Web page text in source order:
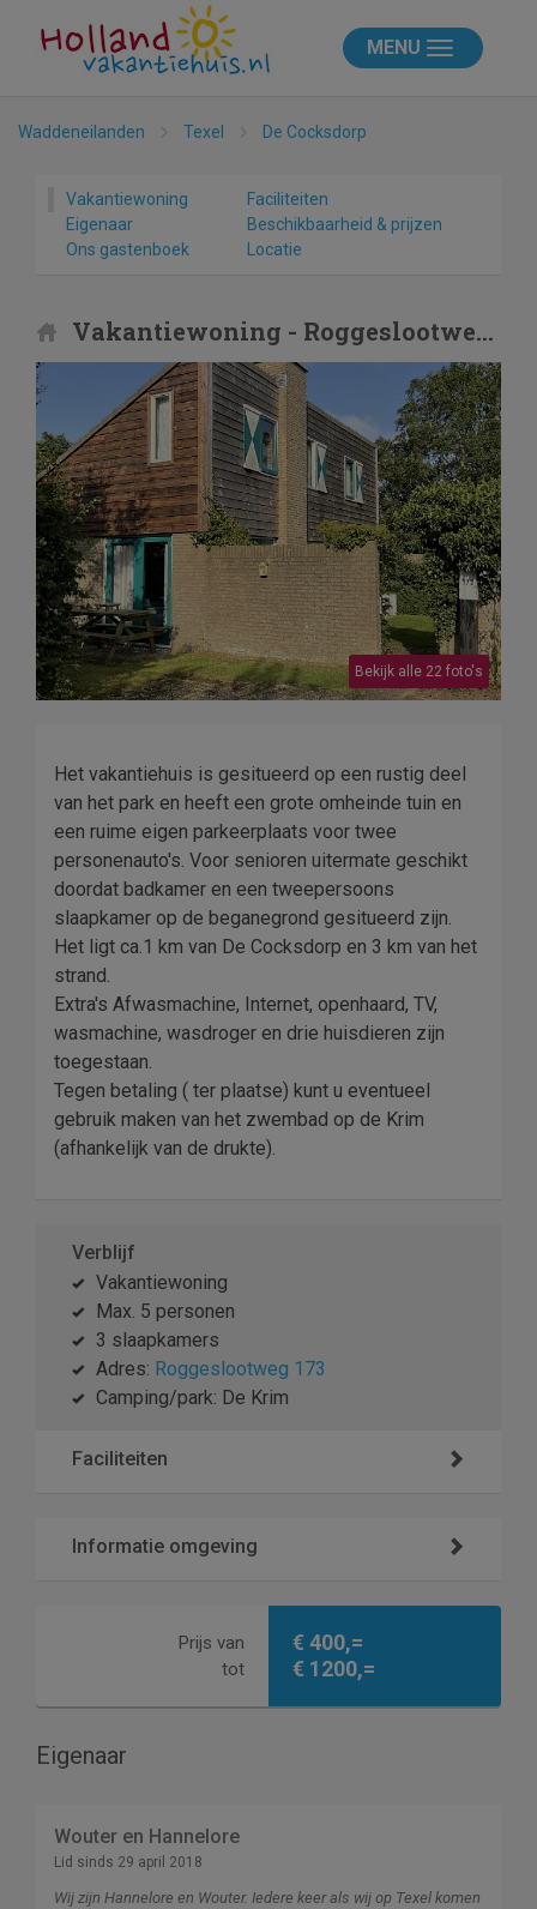
MENU
Waddeneilanden Texel De Cocksdorp
Vakantiewoning
Faciliteiten
Eigenaar
Beschikbaarheid & prijzen
Ons gastenboek
Locatie
Vakantiewoning - Roggeslootweg 173
Bekijk alle 22 foto's
Het vakantiehuis is gesitueerd op een rustig deel
van het park en heeft een grote omheinde tuin en
een ruime eigen parkeerplaats voor twee
personenauto's. Voor senioren uitermate geschikt
doordat badkamer en een tweepersoons
slaapkamer op de beganegrond gesitueerd zijn.
Het ligt ca.1 km van De Cocksdorp en 3 km van het
strand.
Extra's Afwasmachine, Internet, openhaard, TV,
wasmachine, wasdroger en drie huisdieren zijn
toegestaan.
Tegen betaling ( ter plaatse) kunt u eventueel
gebruik maken van het zwembad op de Krim
(afhankelijk van de drukte).
Verblijf
Vakantiewoning
Max. 5 personen
3 slaapkamers
Adres: Roggeslootweg 173
Camping/park: De Krim
Faciliteiten
Informatie omgeving
Prijs van
tot
€ 400,=
€ 1200,=
Eigenaar
Wouter en Hannelore
Lid sinds 29 april 2018
Wij zijn Hannelore en Wouter. Iedere keer als wij op Texel komen